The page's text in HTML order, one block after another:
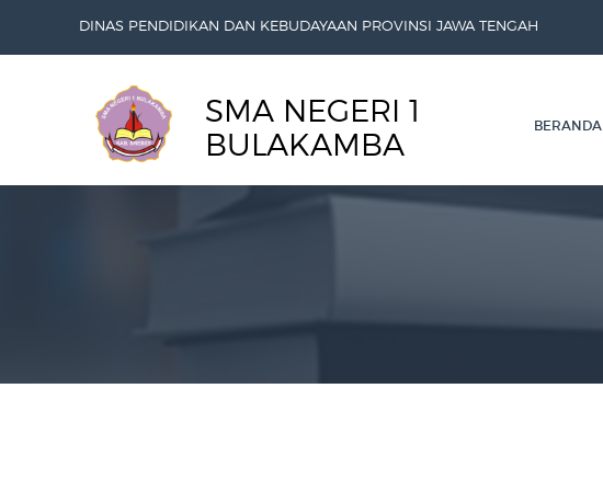
DINAS PENDIDIKAN DAN KEBUDAYAAN PROVINSI JAWA TENGAH
SMA NEGERI 1
BULAKAMBA
BERANDA